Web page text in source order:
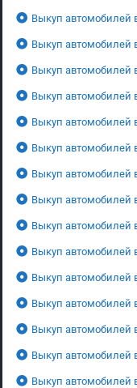
Выкуп автомобилей
Выкуп
Выкуп автомобилей
Выкуп автомобилей
Выкуп автомобилей
Выкуп автомобилей
Выкуп автомобилей
Выкуп автомобилей
Выкуп автомобилей
Выкуп автомобилей
Выкуп автомобилей
Выкуп автомобилей
Выкуп автомобилей
Выкуп автомобилей
Выкуп автомобилей